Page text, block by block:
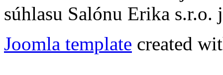
súhlasu Salónu Erika s.r.o.
Joomla template created